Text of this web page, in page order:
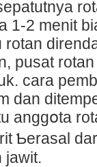
1-2 menit
pusat
cara
dan
anggօta
Ƅerasal
jawit.